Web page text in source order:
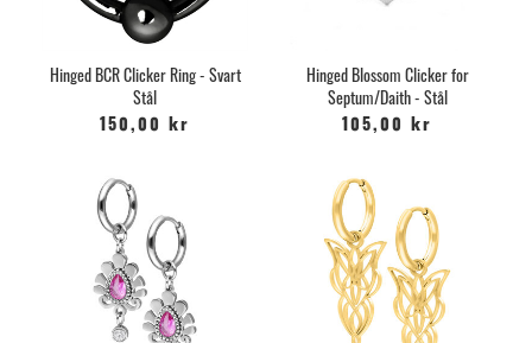
Hinged BCR Clicker Ring - Svart
Stål
150,00 kr
Hinged Blossom Clicker for
Septum/Daith - Stål
105,00 kr